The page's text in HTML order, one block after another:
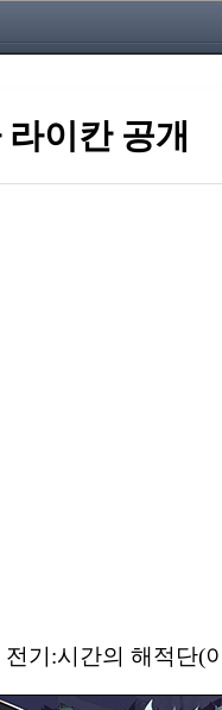
이칸 공개
기:시간의 해적단